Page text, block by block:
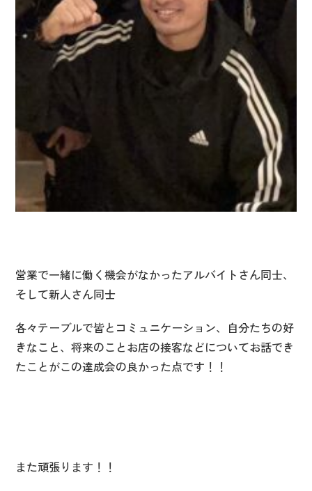
営業で一緒に働く機会がなかったアルバイトさん同士、
そして新人さん同士
各々テーブルで皆とコミュニケーション、自分たちの好
きなこと、将来のことお店の接客などについてお話でき
たことがこの達成会の良かった点です！！
また頑張ります！！